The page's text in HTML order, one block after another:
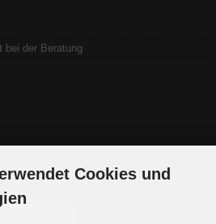
bei der Beratung
Cookies und